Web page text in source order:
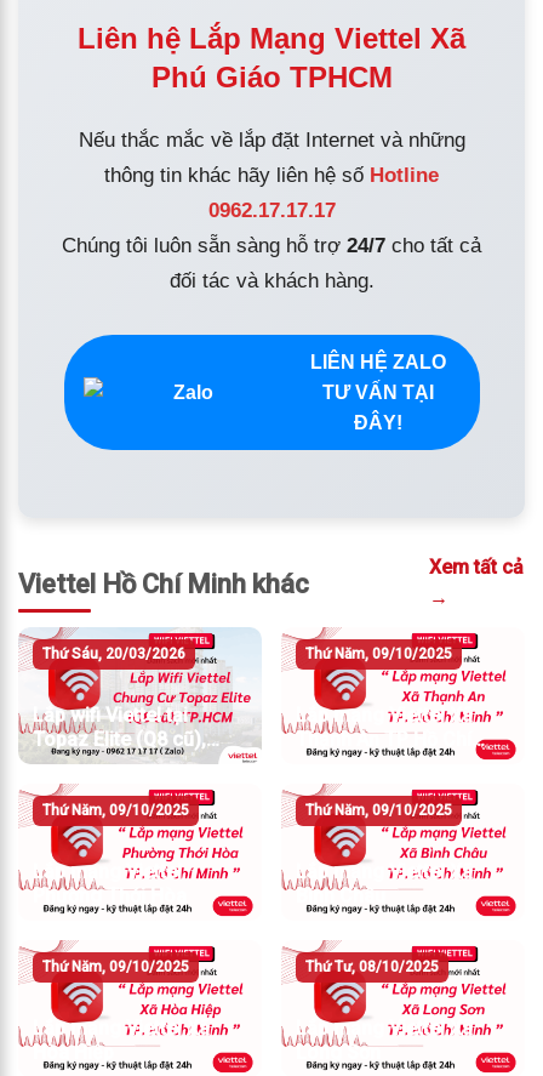
Liên hệ Lắp Mạng Viettel Xã
Phú Giáo TPHCM
Nếu thắc mắc về lắp đặt Internet và những
thông tin khác hãy liên hệ số Hotline
0962.17.17.17
Chúng tôi luôn sẵn sàng hỗ trợ 24/7 cho tất cả
đối tác và khách hàng.
LIÊN HỆ ZALO
TƯ VẤN TẠI
ĐÂY!
Viettel Hồ Chí Minh khác
Xem tất cả
→
Thứ Sáu, 20/03/2026
Lắp wifi Viettel tại
Topaz Elite (Q8 cũ),
TP.HCM
Thứ Năm, 09/10/2025
Lắp mạng Viettel Xã
Thạnh An TP Hồ Chí
Minh
Thứ Năm, 09/10/2025
Lắp mạng Viettel
Phường Thới Hòa
Thứ Năm, 09/10/2025
Lắp mạng Viettel Xã
Bình Châu
Thứ Năm, 09/10/2025
Lắp mạng Viettel Xã
Hòa Hiệp
Thứ Tư, 08/10/2025
Lắp mạng Viettel Xã
Long Sơn